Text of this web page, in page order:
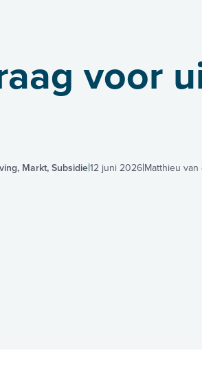
voor
Markt, Subsidie 12 juni 2026 Matthieu van